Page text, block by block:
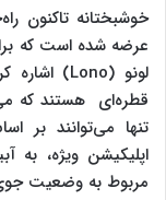
خوشبختانه تاکنون
عرضه شده است که
لونو (Lono) اشاره
قطره‌ای هستند که
تنها می‌توانند بر
اپلیکیشن ویژه، به
مربوط به وضعیت جوی